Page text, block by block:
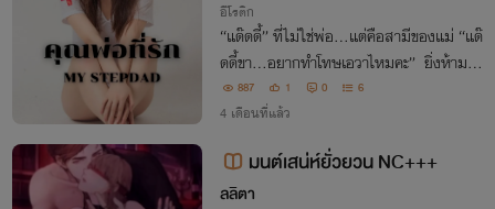
อีโรติก
“แด๊ดดี้” ที่ไม่ใช่พ่อ…แต่คือสามีของแม่ “แด๊
ดดี้ขา…อยากทำโทษเอวาไหมคะ” ยิ่งห้าม…
ยิ่งใกล้ ยิ่งรู้ว่าผิด…ยิ่งหยุดไม่ได้ 😈
887 1 0 6
4 เดือนที่แล้ว
มนต์เสน่ห์ยั่วยวน NC+++
ลลิตา